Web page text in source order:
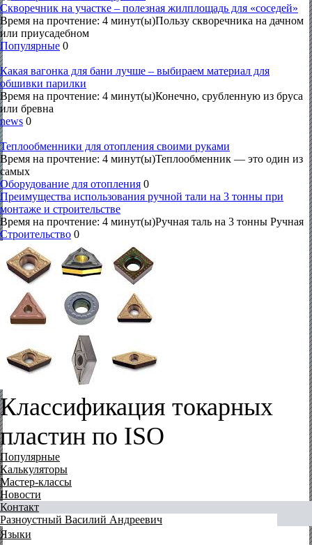
Скворечник на участке – полезная жилплощадь для «соседей»
Время на прочтение: 4 минут(ы)Пользу скворечника на дачном
или приусадебном
Популярные 0
Какая вагонка для бани лучше – выбираем материал для
обшивки парилки
Время на прочтение: 4 минут(ы)Конечно, срубленную из бруса
или бревна
news 0
Теплообменники для отопления своими руками
Время на прочтение: 4 минут(ы)Теплообменник — это один из
самых
Оборудование для отопления 0
Преимущества использования ручной тали на 3 тонны при
монтаже и строительстве
Время на прочтение: 4 минут(ы)Ручная таль на 3 тонны Ручная
Строительство 0
Классификация токарных
пластин по ISO
Популярные
Калькуляторы
Мастер-классы
Новости
Контакт
Разноустный Василий Андреевич
Языки